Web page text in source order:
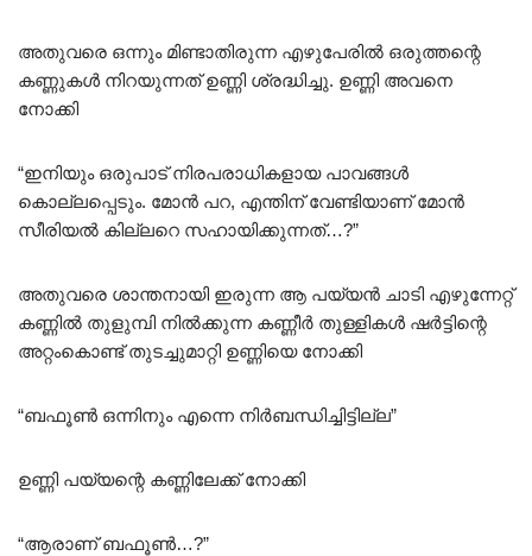
അതുവരെ ഒന്നും മിണ്ടാതിരുന്ന എഴുപേരിൽ ഒരുത്തന്റെ
കണ്ണുകൾ നിറയുന്നത് ഉണ്ണി ശ്രദ്ധിച്ചു. ഉണ്ണി അവനെ
നോക്കി
“ഇനിയും ഒരുപാട് നിരപരാധികളായ പാവങ്ങൾ
കൊല്ലപ്പെടും. മോൻ പറ, എന്തിന് വേണ്ടിയാണ് മോൻ
സീരിയൽ കില്ലറെ സഹായിക്കുന്നത്…?”
അതുവരെ ശാന്തനായി ഇരുന്ന ആ പയ്യൻ ചാടി എഴുന്നേറ്റ്
കണ്ണിൽ തുളുമ്പി നിൽക്കുന്ന കണ്ണീർ തുള്ളികൾ ഷർട്ടിന്റെ
അറ്റംകൊണ്ട് തുടച്ചുമാറ്റി ഉണ്ണിയെ നോക്കി
“ബഫൂൺ ഒന്നിനും എന്നെ നിർബന്ധിച്ചിട്ടില്ല”
ഉണ്ണി പയ്യന്റെ കണ്ണിലേക്ക് നോക്കി
“ആരാണ് ബഫൂൺ…?”